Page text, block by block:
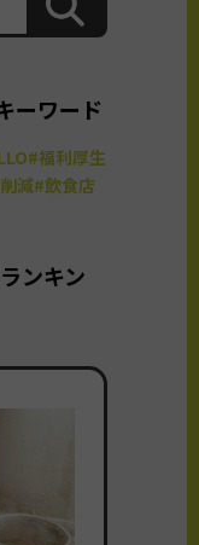
ーワード
#福利厚生
減#飲食店
ンキン